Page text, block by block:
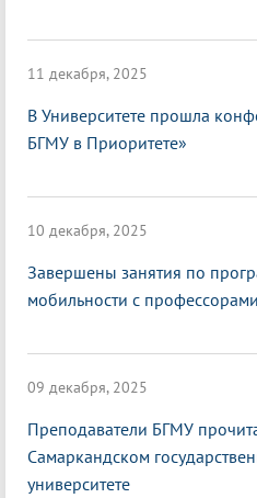
11 декабря, 2025
В Университете прошла
БГМУ в Приоритете»
10 декабря, 2025
Завершены занятия по
мобильности с
09 декабря, 2025
Преподаватели БГМУ
Самаркандском
университете